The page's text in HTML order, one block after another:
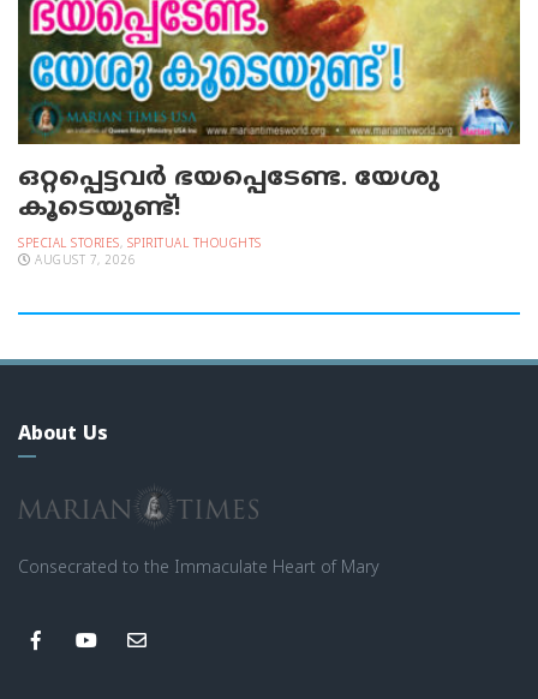
ഒറ്റപ്പെട്ടവര്‍ ഭയപ്പെടേണ്ട. യേശു
കൂടെയുണ്ട്!
SPECIAL STORIES, SPIRITUAL THOUGHTS
AUGUST 7, 2026
About Us
Consecrated to the Immaculate Heart of Mary